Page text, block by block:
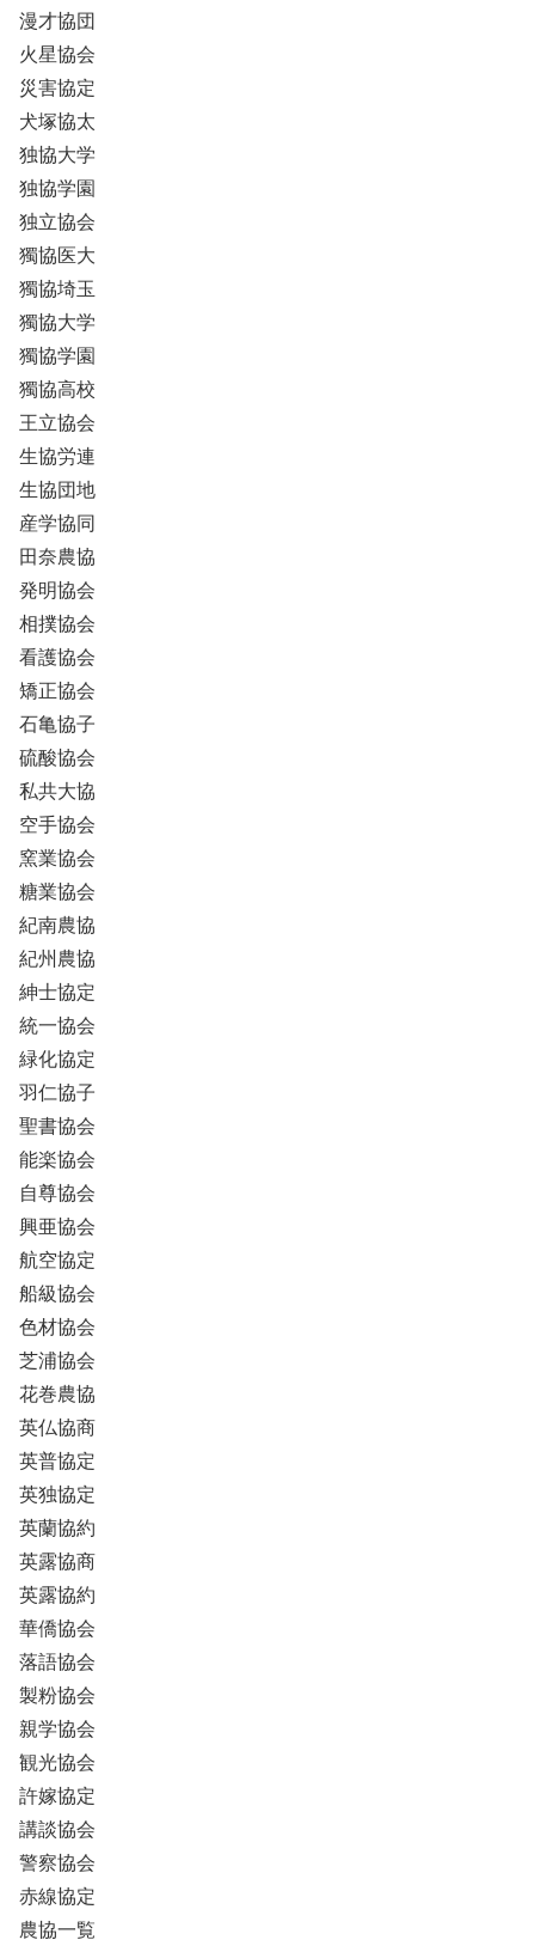
漫才協団
火星協会
災害協定
犬塚協太
独協大学
独協学園
独立協会
獨協医大
獨協埼玉
獨協大学
獨協学園
獨協高校
王立協会
生協労連
生協団地
産学協同
田奈農協
発明協会
相撲協会
看護協会
矯正協会
石亀協子
硫酸協会
私共大協
空手協会
窯業協会
糖業協会
紀南農協
紀州農協
紳士協定
統一協会
緑化協定
羽仁協子
聖書協会
能楽協会
自尊協会
興亜協会
航空協定
船級協会
色材協会
芝浦協会
花巻農協
英仏協商
英普協定
英独協定
英蘭協約
英露協商
英露協約
華僑協会
落語協会
製粉協会
親学協会
観光協会
許嫁協定
講談協会
警察協会
赤線協定
農協一覧